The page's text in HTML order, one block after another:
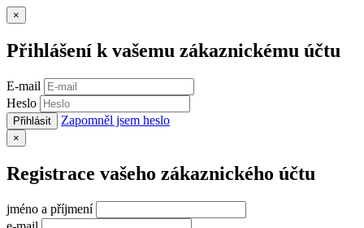
×
Přihlášení k vašemu zákaznickému účtu
E-mail
Heslo
Přihlásit Zapomněl jsem heslo
×
Registrace vašeho zákaznického účtu
jméno a příjmení